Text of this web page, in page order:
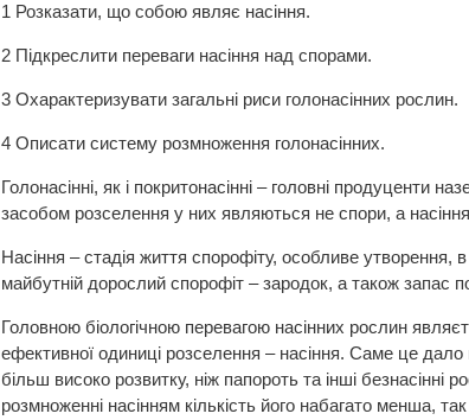
1 Розказати, що собою являє насіння.
2 Підкреслити переваги насіння над спорами.
3 Охарактеризувати загальні риси голонасінних рослин.
4 Описати систему розмноження голонасінних.
Голонасінні, як і покритонасінні – головні продуценти
засобом розселення у них являються не спори, а
Насіння – стадія життя спорофіту, особливе
майбутній дорослий спорофіт – зародок, а також запас
Головною біологічною перевагою насінних рослин
ефективної одиниці розселення – насіння. Саме це
більш високо розвитку, ніж папороть та інші
розмноженні насінням кількість його набагато менша,